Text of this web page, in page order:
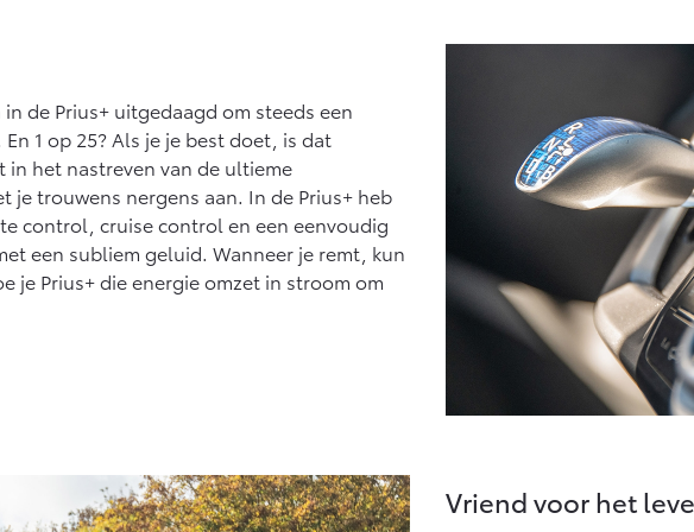
de Prius+ uitgedaagd om steeds een
1 op 25? Als je je best doet, is dat
in het nastreven van de ultieme
je trouwens nergens aan. In de Prius+ heb
control, cruise control en een eenvoudig
een subliem geluid. Wanneer je remt, kun
je Prius+ die energie omzet in stroom om
Vriend voor het